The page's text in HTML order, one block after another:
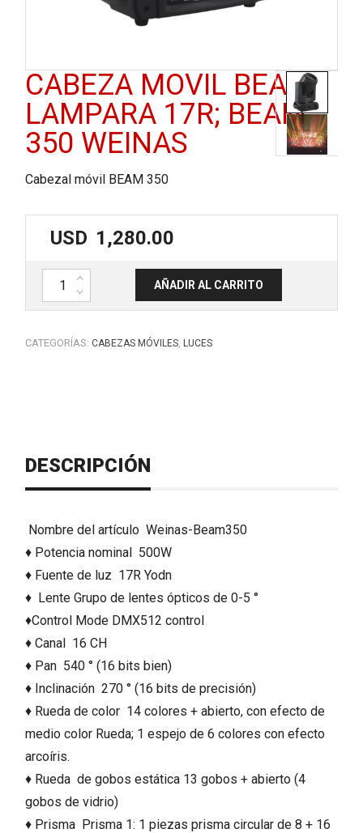
CABEZA MOVIL BEAM
LAMPARA 17R; BEAM
350 WEINAS
Cabezal móvil BEAM 350
USD 1,280.00
Cabeza movil Beam lampara 17R; BEAM 350 WEINAS cantidad
AÑADIR AL CARRITO
CATEGORÍAS: CABEZAS MÓVILES LUCES
DESCRIPCIÓN
Nombre del artículo Weinas-Beam350
♦ Potencia nominal 500W
♦ Fuente de luz 17R Yodn
♦ Lente Grupo de lentes ópticos de 0-5 °
♦Control Mode DMX512 control
♦ Canal 16 CH
♦ Pan 540 ° (16 bits bien)
♦ Inclinación 270 ° (16 bits de precisión)
♦ Rueda de color 14 colores + abierto, con efecto de
medio color Rueda; 1 espejo de 6 colores con efecto
arcoíris.
♦ Rueda de gobos estática 13 gobos + abierto (4
gobos de vidrio)
♦ Prisma Prisma 1: 1 piezas prisma circular de 8 + 16